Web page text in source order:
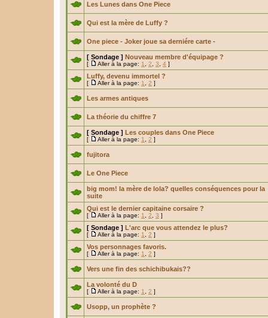
Les Lunes dans One Piece
Qui est la mère de Luffy ?
One piece - Joker joue sa derniére carte -
[ Sondage ] Nouveau membre d'équipage ?
[ Aller à la page: 1 2 3 4 ]
Luffy, devenu immortel ?
[ Aller à la page: 1 2 ]
Les armes antiques
La théorie du chiffre 7
[ Sondage ] Les couples dans One Piece
[ Aller à la page: 1 2 ]
fujitora
Le One Piece
big mom! la mère de lola? quelles conséquences pour la
suite
Qui est le dernier capitaine corsaire ?
[ Aller à la page: 1 2 3 ]
[ Sondage ] L'arc que vous attendez le plus?
[ Aller à la page: 1 2 ]
Vos personnages favoris.
[ Aller à la page: 1 2 ]
Vers une fin des schichibukais??
La volonté du D
[ Aller à la page: 1 2 ]
Usopp, un prophète ?